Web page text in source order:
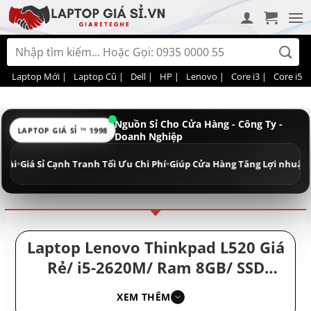
Bỏ
qua
nội
dung
Tìm
kiếm:
Laptop Mới | Laptop Cũ | Dell | HP | Lenovo | Core i3 | Core i5 |
Điều hướng Phân loại
LAPTOP GIÁ SỈ ™ 1998
Nguồn Sỉ Cho Cửa Hàng - Công Ty -
Doanh Nghiệp
Cạnh Tranh Tối Ưu Chi Phí•Giúp Cửa Hàng Tăng Lợi nhuận -
Laptop Lenovo Thinkpad L520 Giá
Rẻ/ i5-2620M/ Ram 8GB/ SSD
256GB/ Chọn Mua Laptop Uy Tín/
XEM THÊM